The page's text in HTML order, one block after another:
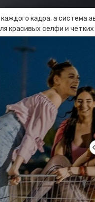
кадра, а система
красивых селфи и четких